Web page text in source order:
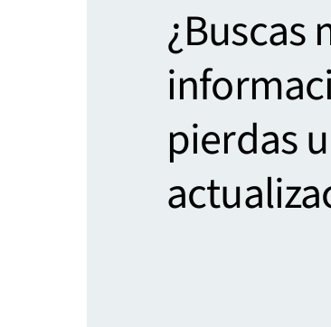
¿Buscas
pierdas